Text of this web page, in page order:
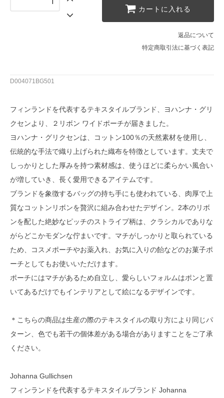
カートに入れる
返品について
特定商取引法に基づく表記
D004071BG501
フィンランドを代表するテキスタイルブランド、ヨハンナ・グリ
クセンより、２リボン ワイドポーチが届きました。
ヨハンナ・グリクセンは、コットン100％の天然素材を使用し、
伝統的な手法で織り上げられた織布を特徴としています。丈夫で
しっかりとした厚みを持つ素材感は、使うほどに柔らかい風合い
が増していき、長く愛用できるアイテムです。
ブランドを象徴するバッグの持ち手にも使われている、肉厚で上
質なコットンリボンを贅沢に組み合わせたデザイン。2本のリボ
ンを配した絶妙なピッチのストライプ柄は、クラシカルでありな
がらどこかモダンな佇まいです。マチがしっかりと取られている
ため、コスメポーチやお薬入れ、お気に入りの飴などのお菓子ポ
ーチとしてもお使いいただけます。
ポーチにはマチがあるため自立し、愛らしいフォルムはポンと置
いてあるだけでもインテリアとして絵になるデザインです。
＊こちらの商品は生産の際のテキスタイルの取り方により同じパ
ターン、色でも若干の個体差がある場合がありますことをご了承
ください。
Johanna Gullichsen
フィンランドを代表するテキスタイルブランド Johanna